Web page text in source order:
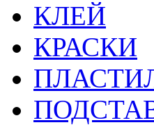
КЛЕЙ
КРАСКИ